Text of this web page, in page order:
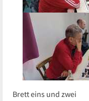
Brett